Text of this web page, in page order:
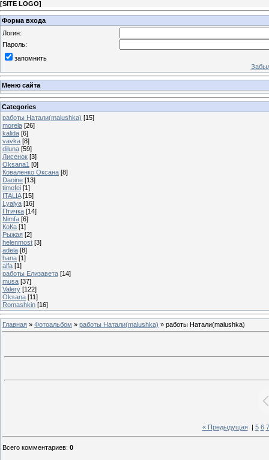
[SITE LOGO]
Форма входа
Логин:
Пароль:
запомнить
Меню сайта
Categories
работы Натали(malushka) [15]
morela [26]
kalida [6]
vavka [8]
diluna [59]
Лисенок [3]
Oksana1 [0]
Коваленко Оксана [8]
Daoine [13]
timofei [1]
ITALIA [15]
Lyalya [16]
Птичка [14]
Nimfa [6]
КоКа [1]
Рыжая [2]
helenmost [3]
adela [8]
hana [1]
alfa [1]
работы Елизавета [14]
musa [37]
Valery [122]
Oksana [11]
Romashkin [16]
Главная » Фотоальбом » работы Натали(malushka) » работы Натали(malushka)
« Предыдущая| 5 6 7
Всего комментариев: 0